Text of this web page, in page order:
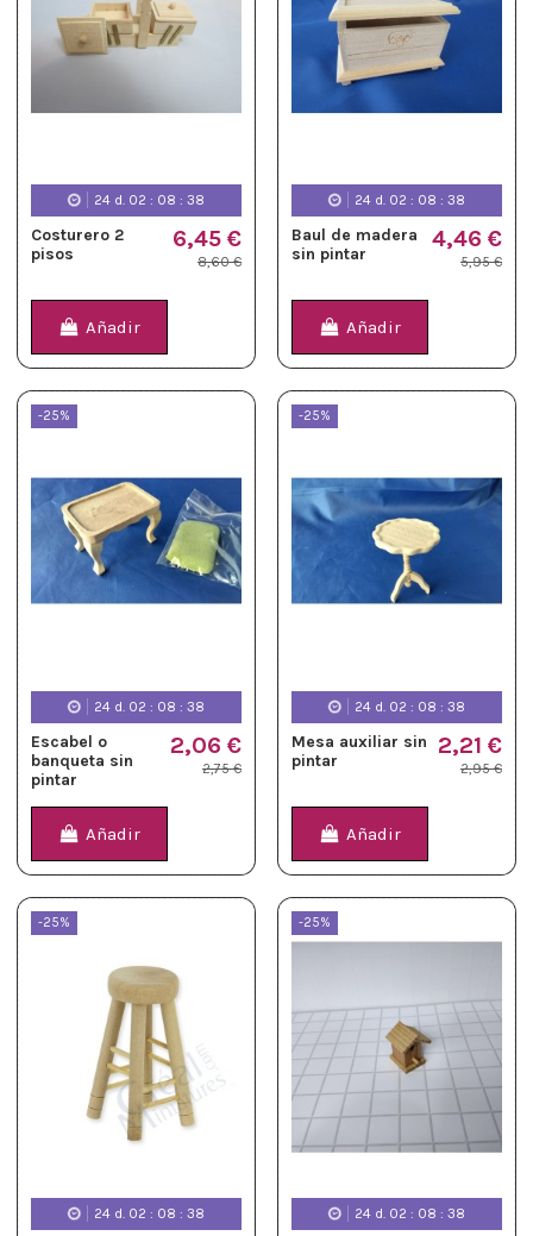
24 d. 02 : 08 :37
Costurero 2
pisos
6,45 €
8,60 €
Añadir
24 d. 02 : 08 :37
Baul de madera
sin pintar
4,46 €
5,95 €
Añadir
-25%
24 d. 02 : 08 :37
Escabel o
banqueta sin
pintar
2,06 €
2,75 €
Añadir
-25%
24 d. 02 : 08 :37
Mesa auxiliar sin
pintar
2,21 €
2,95 €
Añadir
-25%
24 d. 02 : 08 :37
-25%
24 d. 02 : 08 :37